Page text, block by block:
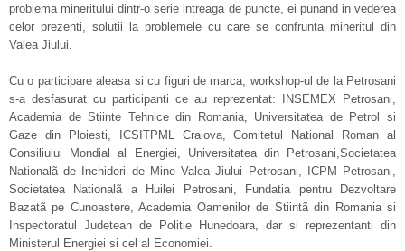
problema mineritului dintr-o serie intreaga de puncte, ei punand in vederea
celor prezenti, solutii la problemele cu care se confrunta mineritul din
Valea Jiului.
Cu o participare aleasa si cu figuri de marca, workshop-ul de la Petrosani
s-a desfasurat cu participanti ce au reprezentat: INSEMEX Petrosani,
Academia de Stiinte Tehnice din Romania, Universitatea de Petrol si
Gaze din Ploiesti, ICSITPML Craiova, Comitetul National Roman al
Consiliului Mondial al Energiei, Universitatea din Petrosani,Societatea
Nationalã de Inchideri de Mine Valea Jiului Petrosani, ICPM Petrosani,
Societatea Nationalã a Huilei Petrosani, Fundatia pentru Dezvoltare
Bazatã pe Cunoastere, Academia Oamenilor de Stiintã din Romania si
Inspectoratul Judetean de Politie Hunedoara, dar si reprezentanti din
Ministerul Energiei si cel al Economiei.